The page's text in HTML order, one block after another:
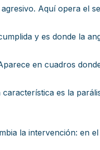
Aquí opera el
y es donde la
en cuadros
es la
la intervención: en